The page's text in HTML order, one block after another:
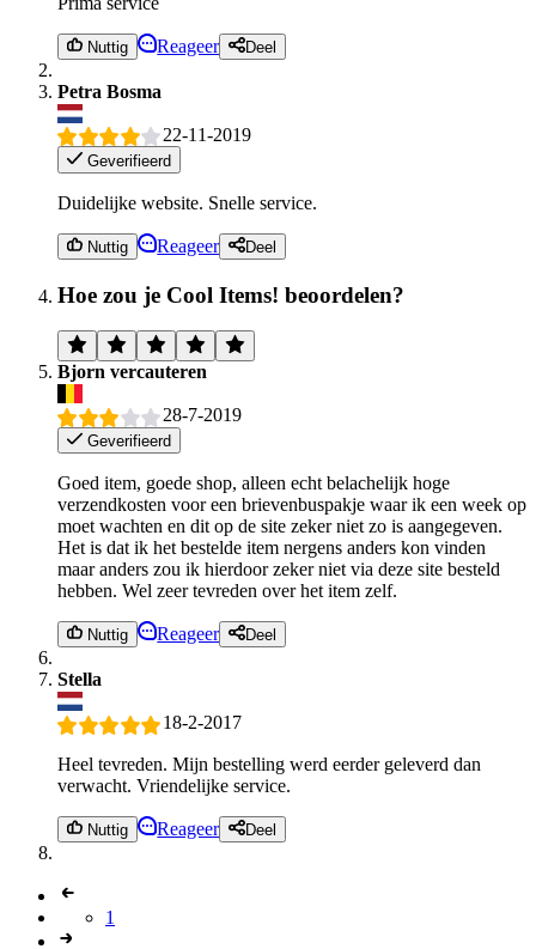
Nuttig Reageer Deel
Petra Bosma
22-11-2019
Geverifieerd
Duidelijke website. Snelle service.
Nuttig Reageer Deel
Hoe zou je Cool Items! beoordelen?
Bjorn vercauteren
28-7-2019
Geverifieerd
Goed item, goede shop, alleen echt belachelijk hoge
verzendkosten voor een brievenbuspakje waar ik een week op
moet wachten en dit op de site zeker niet zo is aangegeven.
Het is dat ik het bestelde item nergens anders kon vinden
maar anders zou ik hierdoor zeker niet via deze site besteld
hebben. Wel zeer tevreden over het item zelf.
Nuttig Reageer Deel
Stella
18-2-2017
Heel tevreden. Mijn bestelling werd eerder geleverd dan
verwacht. Vriendelijke service.
Nuttig Reageer Deel
1